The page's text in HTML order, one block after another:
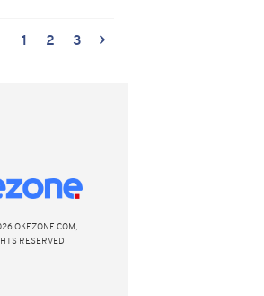
1 2 3
OKEZONE.COM,
RESERVED